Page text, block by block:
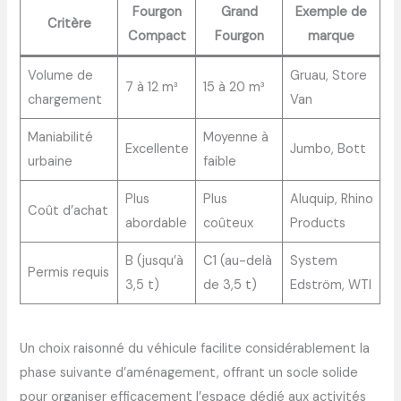
Critère
Fourgon
Compact
Grand
Fourgon
Exemple de
marque
Volume de
chargement
7 à 12 m³ 15 à 20 m³
Gruau, Store
Van
Maniabilité
urbaine
Excellente
Moyenne à
faible
Jumbo, Bott
Coût d’achat
Plus
abordable
Plus
coûteux
Aluquip, Rhino
Products
Permis requis
B (jusqu’à
3,5 t)
C1 (au-delà
de 3,5 t)
System
Edström, WTI
Un choix raisonné du véhicule facilite considérablement la
phase suivante d’aménagement, offrant un socle solide
pour organiser efficacement l’espace dédié aux activités